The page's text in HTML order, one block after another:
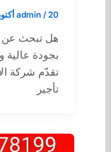
admin /20 أكتوبر، 2025
هل تبحث عن
بجودة
تقدّم شركة
تأجير